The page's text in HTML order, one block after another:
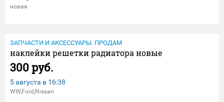
новая
ЗАПЧАСТИ И АКСЕССУАРЫ. ПРОДАМ
наклейки решетки радиатора новые
300 руб.
5 августа в 16:38
WW,Ford,Nissan